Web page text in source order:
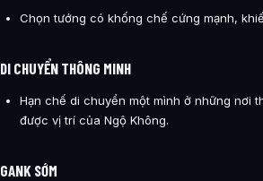
Chọn tướng có khống chế cứng mạnh,
DI CHUYỂN THÔNG MINH
Hạn chế di chuyển một mình ở những nơi
được vị trí của Ngộ Không.
GANK SỚM